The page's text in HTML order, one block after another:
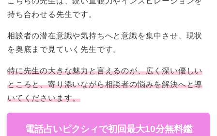
持ち合わせる先生です。
相談者の潜在意識や気持ちへと意識を集中させ、現状
を奥底まで見ていく先生です。
特に先生の大きな魅力と言えるのが、広く深い優しい
ところと、寄り添いながら相談者の悩みを解決へと導
いてくださいます。
電話占いピクシィで初回最大10分無料鑑